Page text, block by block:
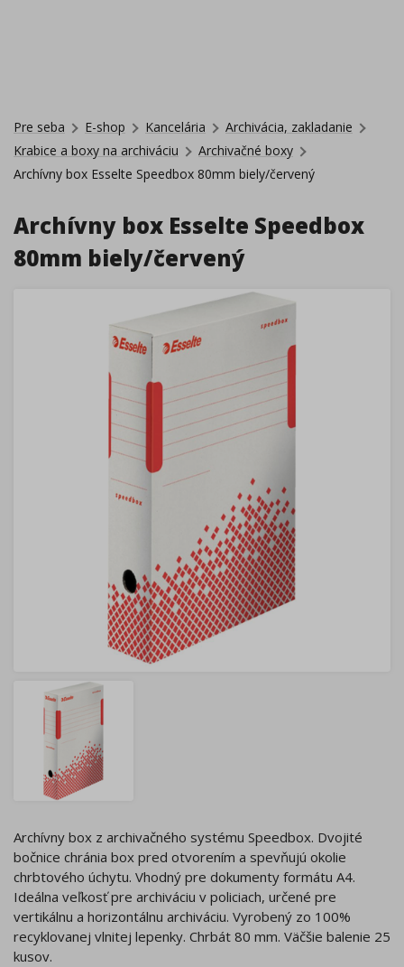
Pre seba E-shop Kancelária
Archivácia, zakladanie
Krabice a boxy na archiváciu
Archivačné boxy
Archívny box Esselte Speedbox 80mm biely/červený
Archívny box Esselte Speedbox
80mm biely/červený
Archívny box z archivačného systému Speedbox. Dvojité
bočnice chránia box pred otvorením a spevňujú okolie
chrbtového úchytu. Vhodný pre dokumenty formátu A4.
Ideálna veľkosť pre archiváciu v policiach, určené pre
vertikálnu a horizontálnu archiváciu. Vyrobený zo 100%
recyklovanej vlnitej lepenky. Chrbát 80 mm. Väčšie balenie 25
kusov.